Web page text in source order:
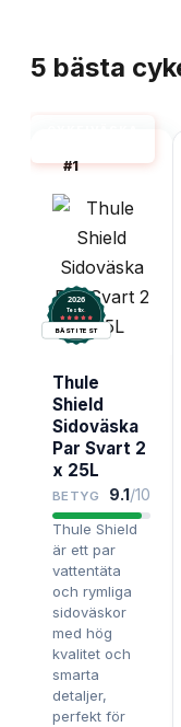
5 bästa
#1
2026
Testix.
BÄST I TEST
Thule
Shield
Sidoväska
Par Svart 2
x 25L
BETYG 9.1/10
Thule Shield
är ett par
vattentäta
och rymliga
sidoväskor
med hög
kvalitet och
smarta
detaljer,
perfekt för